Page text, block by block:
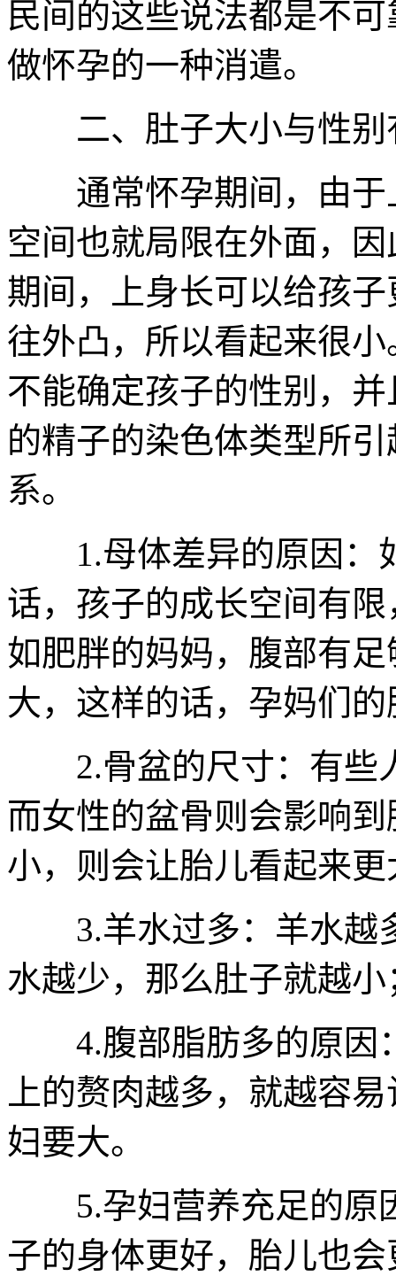
民间的这些说法都是不
做怀孕的一种消遣。
二、肚子大小与性别
通常怀孕期间，由于
空间也就局限在外面，
期间，上身长可以给孩
往外凸，所以看起来很
不能确定孩子的性别，
的精子的染色体类型所
系。
1.母体差异的原因：
话，孩子的成长空间有
如肥胖的妈妈，腹部有
大，这样的话，孕妈们
2.骨盆的尺寸：有些
而女性的盆骨则会影响
小，则会让胎儿看起来
3.羊水过多：羊水越
水越少，那么肚子就越小
4.腹部脂肪多的原因
上的赘肉越多，就越容
妇要大。
5.孕妇营养充足的原
子的身体更好，胎儿也